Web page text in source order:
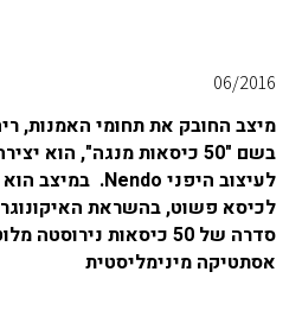
06/2016
מיצב החובק את תחומי האמנות,
בשם "50 כיסאות מנגה",
לכיסא פשוט, בהשראת
סדרה של 50 כיסאות
אסתטיקה מינימליסטית